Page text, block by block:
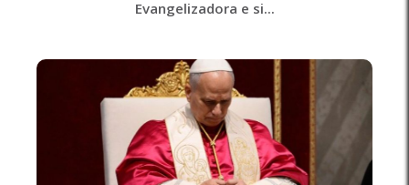
Evangelizadora e si...